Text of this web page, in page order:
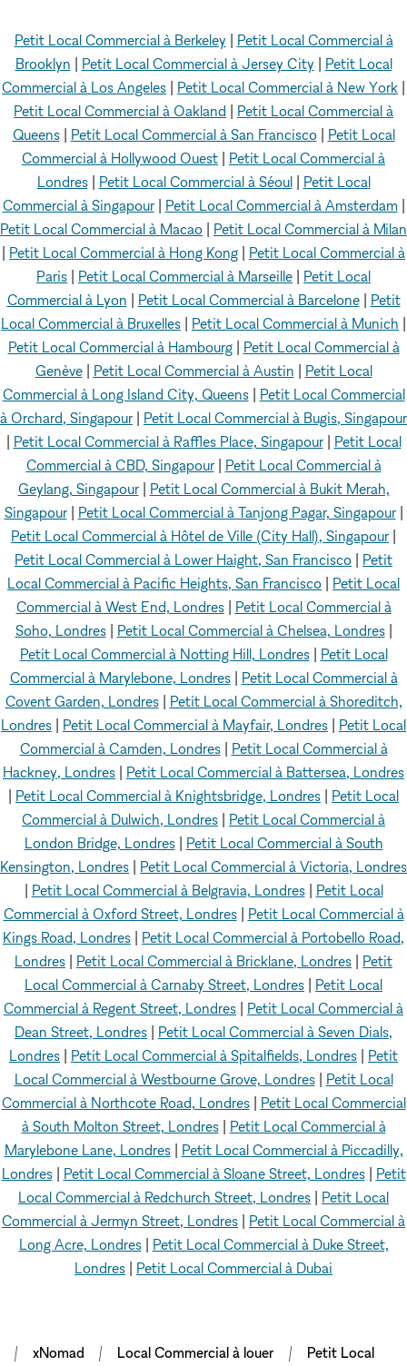
Petit Local Commercial à Berkeley
Petit Local Commercial à
Brooklyn
Petit Local Commercial à Jersey City
Petit Local
Commercial à Los Angeles
Petit Local Commercial à New York
Petit Local Commercial à Oakland
Petit Local Commercial à
Queens| Petit Local Commercial à San Francisco| Petit Local
Commercial à Hollywood Ouest
Petit Local Commercial à
Londres| Petit Local Commercial à Séoul| Petit Local
Commercial à Singapour| Petit Local Commercial à Amsterdam|
Petit Local Commercial à Macao
Petit Local Commercial à Milan
Petit Local Commercial à Hong Kong
Petit Local Commercial à
Paris
Petit Local Commercial à Marseille
Petit Local
Commercial à Lyon
Petit Local Commercial à Barcelone| Petit
Local Commercial à Bruxelles
Petit Local Commercial à Munich
Petit Local Commercial à Hambourg| Petit Local Commercial à
Genève| Petit Local Commercial à Austin
Petit Local
Commercial à Long Island City, Queens| Petit Local Commercial
à Orchard, Singapour
Petit Local Commercial à Bugis, Singapour
Petit Local Commercial à Raffles Place, Singapour| Petit Local
Commercial à CBD, Singapour| Petit Local Commercial à
Geylang, Singapour| Petit Local Commercial à Bukit Merah,
Singapour| Petit Local Commercial à Tanjong Pagar, Singapour|
Petit Local Commercial à Hôtel de Ville (City Hall), Singapour
Petit Local Commercial à Lower Haight, San Francisco
Petit
Local Commercial à Pacific Heights, San Francisco
Petit Local
Commercial à West End, Londres| Petit Local Commercial à
Soho, Londres| Petit Local Commercial à Chelsea, Londres|
Petit Local Commercial à Notting Hill, Londres| Petit Local
Commercial à Marylebone, Londres| Petit Local Commercial à
Covent Garden, Londres| Petit Local Commercial à Shoreditch,
Londres
Petit Local Commercial à Mayfair, Londres
Petit Local
Commercial à Camden, Londres| Petit Local Commercial à
Hackney, Londres
Petit Local Commercial à Battersea, Londres
Petit Local Commercial à Knightsbridge, Londres
Petit Local
Commercial à Dulwich, Londres
Petit Local Commercial à
London Bridge, Londres| Petit Local Commercial à South
Kensington, Londres
Petit Local Commercial à Victoria, Londres
Petit Local Commercial à Belgravia, Londres| Petit Local
Commercial à Oxford Street, Londres| Petit Local Commercial à
Kings Road, Londres
Petit Local Commercial à Portobello Road,
Londres
Petit Local Commercial à Bricklane, Londres
Petit
Local Commercial à Carnaby Street, Londres
Petit Local
Commercial à Regent Street, Londres
Petit Local Commercial à
Dean Street, Londres
Petit Local Commercial à Seven Dials,
Londres
Petit Local Commercial à Spitalfields, Londres
Petit
Local Commercial à Westbourne Grove, Londres| Petit Local
Commercial à Northcote Road, Londres| Petit Local Commercial
à South Molton Street, Londres| Petit Local Commercial à
Marylebone Lane, Londres| Petit Local Commercial à Piccadilly,
Londres| Petit Local Commercial à Sloane Street, Londres| Petit
Local Commercial à Redchurch Street, Londres
Petit Local
Commercial à Jermyn Street, Londres
Petit Local Commercial à
Long Acre, Londres| Petit Local Commercial à Duke Street,
Londres
Petit Local Commercial à Dubai
xNomad Local Commercial à louer Petit Local